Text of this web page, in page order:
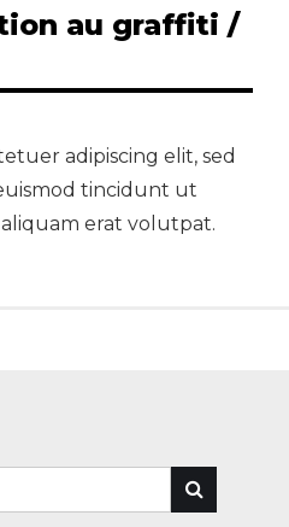
au graffiti /
adipiscing elit, sed
tincidunt ut
erat volutpat.